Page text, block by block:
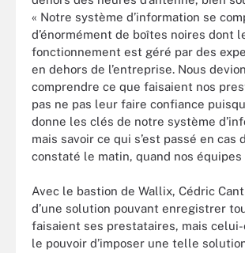
« Notre système d’information se
d’énormément de boîtes noires dont
fonctionnement est géré par des
en dehors de l’entreprise. Nous
comprendre ce que faisaient nos
pas ne pas leur faire confiance
donne les clés de notre système
mais savoir ce qui s’est passé en cas
constaté le matin, quand nos équipes
Avec le bastion de Wallix, Cédric
d’une solution pouvant enregistrer
faisaient ses prestataires, mais celui-
le pouvoir d’imposer une telle